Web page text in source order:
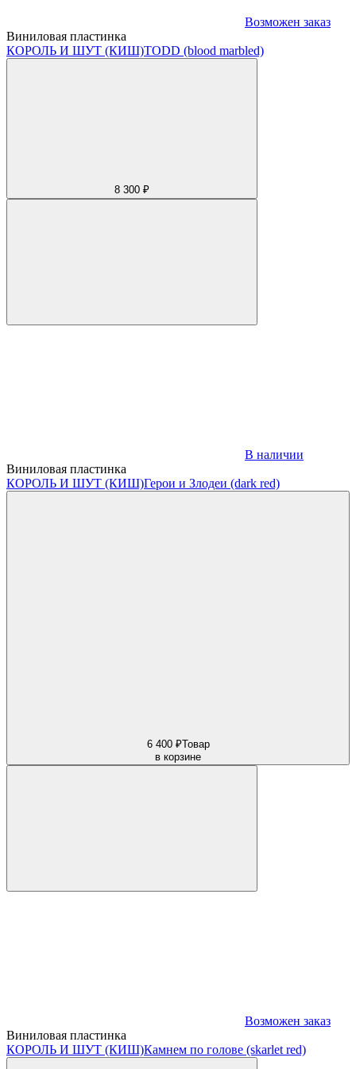
Возможен заказ
Виниловая пластинка
КОРОЛЬ И ШУТ (КИШ)TODD (blood marbled)
8 300 ₽
В наличии
Виниловая пластинка
КОРОЛЬ И ШУТ (КИШ)Герои и Злодеи (dark red)
6 400 ₽Товар
в корзине
Возможен заказ
Виниловая пластинка
КОРОЛЬ И ШУТ (КИШ)Камнем по голове (skarlet red)